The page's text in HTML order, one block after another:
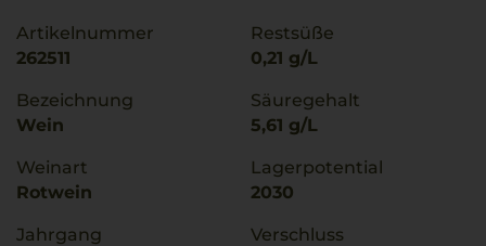
Artikelnummer
262511
Bezeichnung
Wein
Weinart
Rotwein
Jahrgang
Restsüße
0,21 g/L
Säuregehalt
5,61 g/L
Lagerpotential
2030
Verschluss